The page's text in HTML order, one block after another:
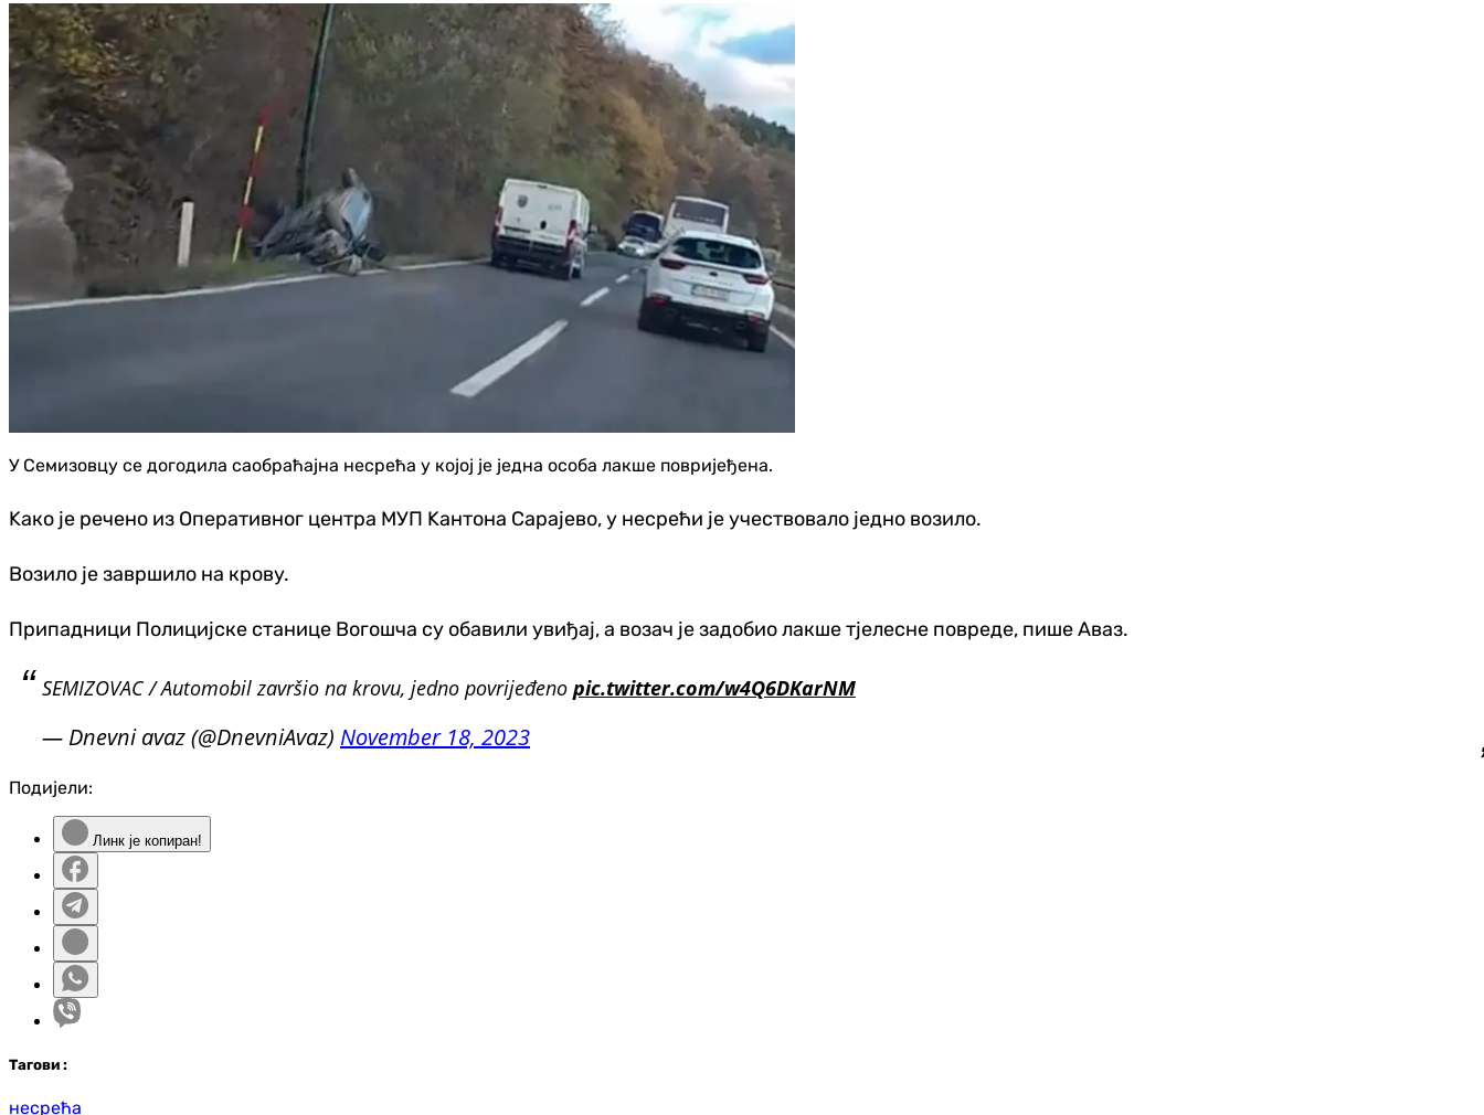
У Семизовцу се догодила саобраћајна несрећа у којој је једна особа лакше повријеђена.
Kако је речено из Оперативног центра МУП Kантона Сарајево, у несрећи је учествовало једно возило.
Возило је завршило на крову.
Припадници Полицијске станице Вогошча су обавили увиђај, а возач је задобио лакше тјелесне повреде, пише Аваз.
SEMIZOVAC / Automobil završio na krovu, jedno povrijeđeno pic.twitter.com/w4Q6DKarNM
— Dnevni avaz (@DnevniAvaz) November 18, 2023
Подијели:
Линк је копиран!
Тагови :
несрећа